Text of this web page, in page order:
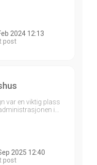
2024 12:13
post
var en viktig plass
i…
2025 12:40
post